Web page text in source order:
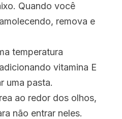
Quando você
remova e
temperatura
vitamina E
uma pasta.
ao redor dos olhos,
não entrar neles.